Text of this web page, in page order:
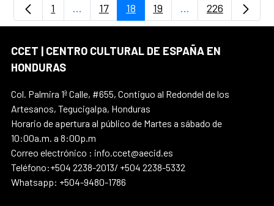
Página
1 ...Páginas intermedias Use TAB para
Página
17 Página
18 Página
19 ...PáginasPágina
226
CCET | CENTRO CULTURAL DE ESPAÑA EN
HONDURAS
Col. Palmira 1ª Calle, #655, Contiguo al Redondel de los
Artesanos, Tegucigalpa, Honduras
Horario de apertura al público de Martes a sábado de
10:00a.m. a 8:00p.m
Correo electrónico : info.ccet@aecid.es
Teléfono:+504 2238-2013/ +504 2238-5332
Whatsapp: +504-9480-1786